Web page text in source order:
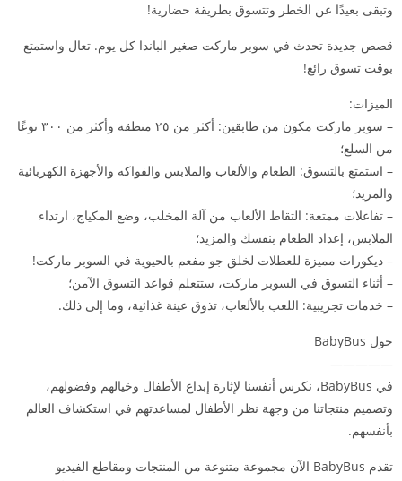
وتبقى بعيدًا عن الخطر وتتسوق بطريقة حضارية!
قصص جديدة تحدث في سوبر ماركت صغير الباندا كل يوم. تعال واستمتع
بوقت تسوق رائع!
الميزات:
– سوبر ماركت مكون من طابقين: أكثر من ۲٥ منطقة وأكثر من ۳۰۰ نوعًا
من السلع؛
– استمتع بالتسوق: الطعام والألعاب والملابس والفواكه والأجهزة الكهربائية
والمزيد؛
– تفاعلات ممتعة: التقاط الألعاب من آلة المخلب، وضع المكياج، ارتداء
الملابس، إعداد الطعام بنفسك والمزيد؛
– ديكورات مميزة للعطلات لخلق جو مفعم بالحيوية في السوبر ماركت!
– أثناء التسوق في السوبر ماركت، ستتعلم قواعد التسوق الآمن؛
– خدمات تجريبية: اللعب بالألعاب، تذوق عينة غذائية، وما إلى ذلك.
حول BabyBus
—————
في BabyBus، نكرس أنفسنا لإثارة إبداع الأطفال وخيالهم وفضولهم،
وتصميم منتجاتنا من وجهة نظر الأطفال لمساعدتهم في استكشاف العالم
بأنفسهم.
تقدم BabyBus الآن مجموعة متنوعة من المنتجات ومقاطع الفيديو